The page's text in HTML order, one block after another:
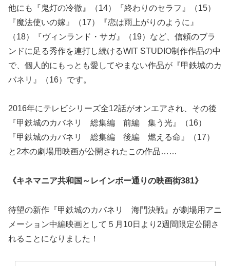
他にも『鬼灯の冷徹』（14）『終わりのセラフ』（15）
『魔法使いの嫁』（17）『恋は雨上がりのように』
（18）『ヴィンランド・サガ』（19）など、信頼のブラ
ンドに足る秀作を連打し続けるWIT STUDIO制作作品の中
で、個人的にもっとも愛してやまない作品が『甲鉄城のカ
バネリ』（16）です。
2016年にテレビシリーズ全12話がオンエアされ、その後
『甲鉄城のカバネリ 総集編 前編 集う光』（16）
『甲鉄城のカバネリ 総集編 後編 燃える命』（17）
と2本の劇場用映画が公開されたこの作品……
《キネマニア共和国～レインボー通りの映画街381》
待望の新作『甲鉄城のカバネリ 海門決戦』が劇場用アニ
メーション中編映画として５月10日より2週間限定公開さ
れることになりました！